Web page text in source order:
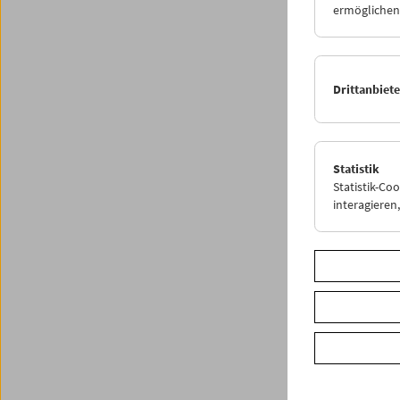
return
led to
taken
here,
the
Amos
Statistik
Statistik-